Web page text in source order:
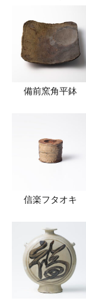
備前窯角平鉢
信楽フタオキ